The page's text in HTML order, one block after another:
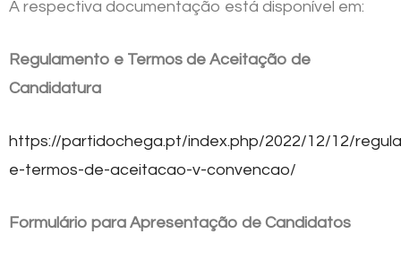
A respectiva documentação está disponível em:
Regulamento e Termos de Aceitação de
Candidatura
https://partidochega.pt/index.php/2022/12/12/
e-termos-de-aceitacao-v-convencao/
Formulário para Apresentação de Candidatos